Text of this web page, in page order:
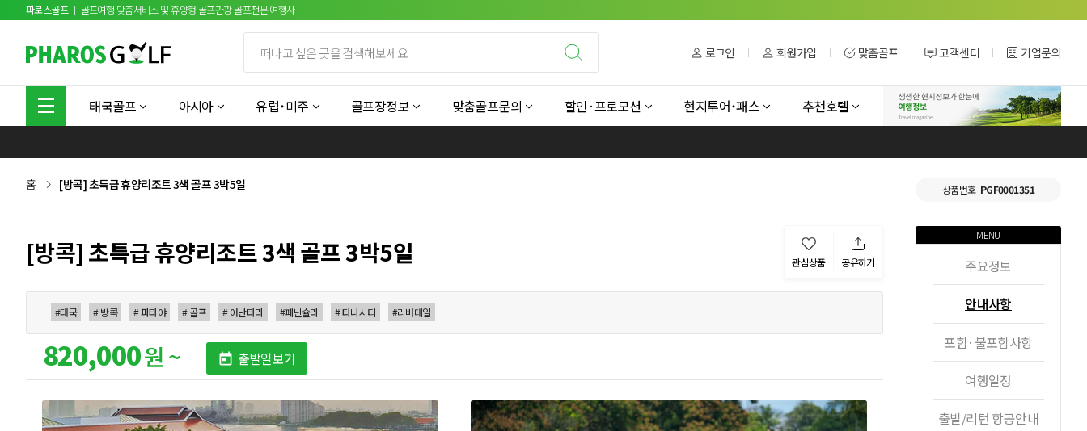
파로스골프 ㅣ 골프여행 맞춤서비스 및 휴양형 골프관광 골프전문 여행사
로그인 회원가입 맞춤골프 고객센터 기업문의
태국골프 아시아 유럽˙미주 골프장정보 맞춤골프문의 할인·프로모션 현지투어˙패스 추천호텔
홈 [방콕] 초특급 휴양리조트 3색 골프 3박5일
[방콕] 초특급 휴양리조트 3색 골프 3박5일 관심상품 공유하기
#태국 # 방콕 # 파타야 # 골프 # 아난타라 #페닌슐라 # 타나시티 #리버데일
820,000원 ~ 출발일보기
상품번호 PGF0001351
MENU
주요정보
안내사항
포함·불포함사항
여행일정
출발/리턴 항공안내